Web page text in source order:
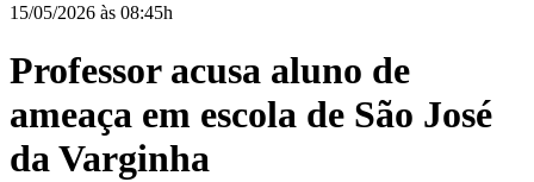
15/05/2026 às 08:45h
Professor acusa aluno de
ameaça em escola de São José
da Varginha